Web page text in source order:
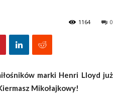
0
1164
marki Henri Lloyd już
Mikołajkowy!